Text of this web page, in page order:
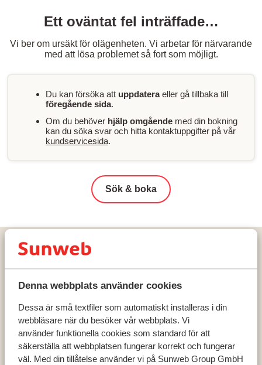
Denna webbplats använder cookies
Dessa är små textfiler som automatiskt installeras i din
webbläsare när du besöker vår webbplats. Vi
använder funktionella cookies som standard för att
säkerställa att webbplatsen fungerar korrekt och fungerar
väl. Med din tillåtelse använder vi på Sunweb Group GmbH
Ett oväntat fel inträffade…
Vi ber om ursäkt för olägenheten. Vi arbetar för närvarande
med att lösa problemet så fort som möjligt.
Du kan försöka att uppdateraeller gå tillbaka till
föregående sida.
Om du behöver hjälp omgående med din bokning
kan du söka svar och hitta kontaktuppgifter på vår
kundservicesida.
Sök & boka
Hem Skidresor Österrike
Populära länder
Österrike
Frankrike